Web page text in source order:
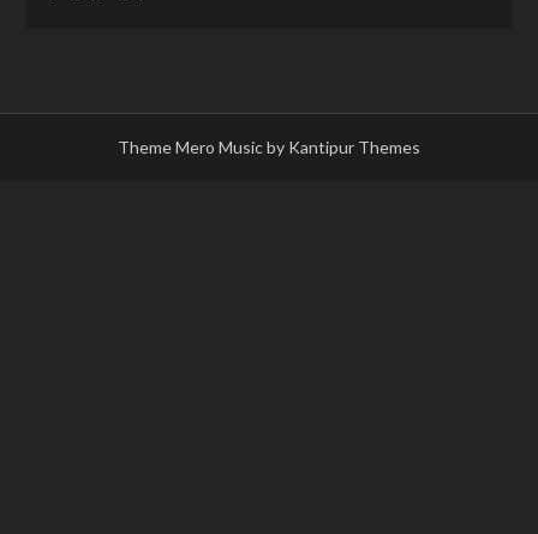
Theme Mero Music by Kantipur Themes